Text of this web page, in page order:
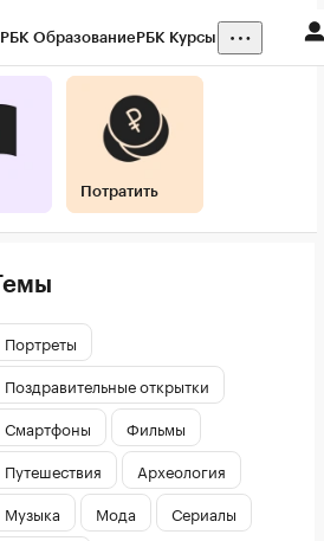
РБК ОбразованиеРБК Курсы
Потратить
Темы
Портреты
Поздравительные открытки
Смартфоны
Фильмы
Путешествия
Археология
Музыка
Мода
Сериалы